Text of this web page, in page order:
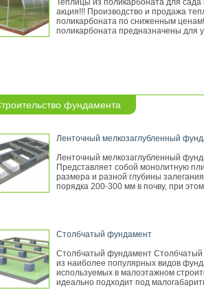
Теплицы из поликарбоната для сада
акция!!! Производство и продажа
поликарбоната по сниженным
поликарбоната предназначены для
фундамента
Ленточный мелкозаглубленный
Ленточный мелкозаглубленный
Представляет собой монолитную
размера и разной глубины
порядка 200-300 мм в почву, при
Столбчатый фундамент
Столбчатый фундамент
из наиболее популярных видов
используемых в малоэтажном
идеально подходит под